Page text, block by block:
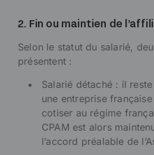
2. Fin ou maintien de
Selon le statut du salarié,
présentent :
Salarié détaché : il
une entreprise
cotiser au régime
CPAM est alors
l’accord préalable de